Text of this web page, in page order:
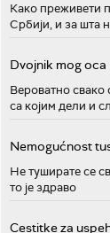
Како преживети
Србији, и за шта
Dvojnik mog oca
Вероватно свако
са којим дели и
Nemogućnost
Не туширате се
то је здраво
Cestitke za